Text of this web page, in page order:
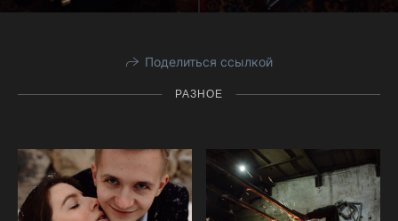
Поделиться ссылкой
РАЗНОЕ